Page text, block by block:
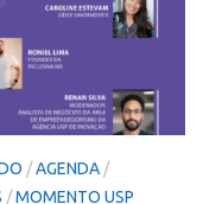
/AGENDA /
/MOMENTO USP